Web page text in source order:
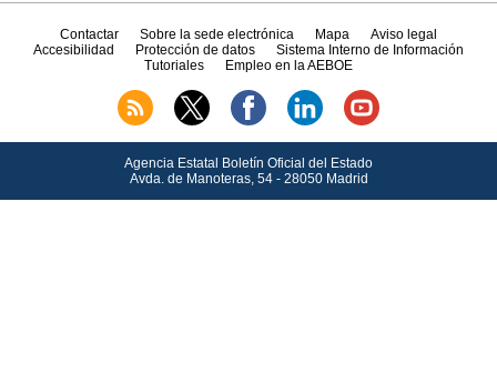
Contactar Sobre la sede electrónica Mapa
Aviso legal
Accesibilidad
Protección de datos
Sistema Interno de Información
Tutoriales
Empleo en la AEBOE
Agencia Estatal Boletín Oficial del Estado
Avda. de Manoteras, 54 - 28050 Madrid